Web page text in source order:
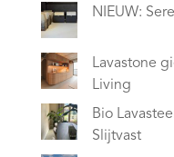
NIEUW:
Lavastone
Living
Bio
Slijtvast